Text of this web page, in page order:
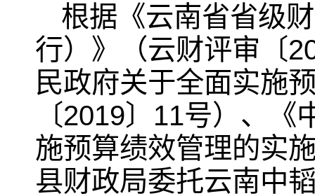
根据《云南省省级
行）》（云财评审〔
民政府关于全面实施
〔2019〕11号）、
施预算绩效管理的实
县财政局委托云南中